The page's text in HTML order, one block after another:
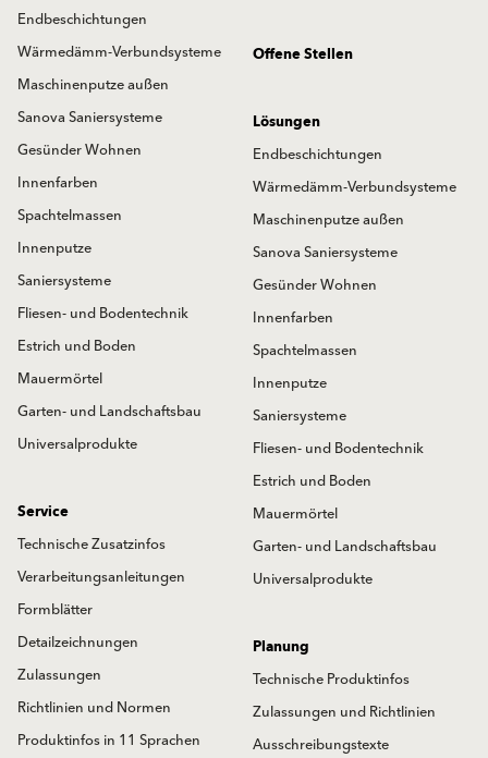
Endbeschichtungen
Wärmedämm-Verbundsysteme
Maschinenputze außen
Sanova Saniersysteme
Gesünder Wohnen
Innenfarben
Spachtelmassen
Innenputze
Saniersysteme
Fliesen- und Bodentechnik
Estrich und Boden
Mauermörtel
Garten- und Landschaftsbau
Universalprodukte
Offene Stellen
Lösungen
Endbeschichtungen
Wärmedämm-Verbundsysteme
Maschinenputze außen
Sanova Saniersysteme
Gesünder Wohnen
Innenfarben
Spachtelmassen
Innenputze
Saniersysteme
Fliesen- und Bodentechnik
Estrich und Boden
Mauermörtel
Garten- und Landschaftsbau
Universalprodukte
Service
Technische Zusatzinfos
Verarbeitungsanleitungen
Formblätter
Detailzeichnungen
Zulassungen
Richtlinien und Normen
Produktinfos in 11 Sprachen
Planung
Technische Produktinfos
Zulassungen und Richtlinien
Ausschreibungstexte